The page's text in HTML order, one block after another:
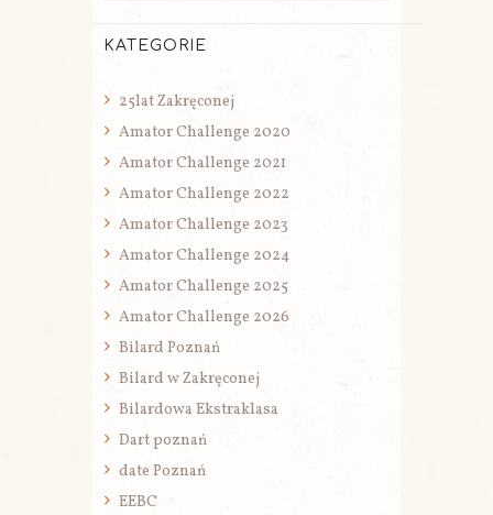
KATEGORIE
25lat Zakręconej
Amator Challenge 2020
Amator Challenge 2021
Amator Challenge 2022
Amator Challenge 2023
Amator Challenge 2024
Amator Challenge 2025
Amator Challenge 2026
Bilard Poznań
Bilard w Zakręconej
Bilardowa Ekstraklasa
Dart poznań
date Poznań
EEBC